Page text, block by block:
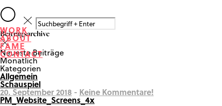
FAME
CONTACT
WORK
ABOUT
FAME
CONTACT
Beitragsarchive
Neueste Beiträge
Monatlich
Kategorien
Allgemein
Schauspiel
20. September 2018 - Keine Kommentare!
PM_Website_Screens_4x